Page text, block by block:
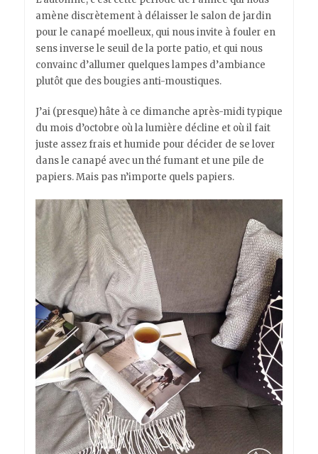
amène discrètement à délaisser le salon de jardin
pour le canapé moelleux, qui nous invite à fouler en
sens inverse le seuil de la porte patio, et qui nous
convainc d’allumer quelques lampes d’ambiance
plutôt que des bougies anti-moustiques.
J’ai (presque) hâte à ce dimanche après-midi typique
du mois d’octobre où la lumière décline et où il fait
juste assez frais et humide pour décider de se lover
dans le canapé avec un thé fumant et une pile de
papiers. Mais pas n’importe quels papiers.